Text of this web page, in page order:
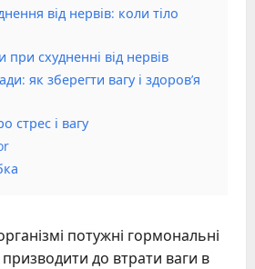
від нервів: коли тіло
при схудненні від нервів
як зберегти вагу і здоров’я
стрес і вагу
потужні гормональні
до втрати ваги в